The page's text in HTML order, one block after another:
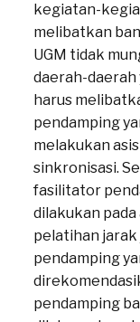
kegiatan-
melibatkan
UGM tidak
daerah-daerah
harus
pendamping
melakukan
sinkronisasi.
fasilitator
dilakukan
pelatihan
pendamping
pendamping